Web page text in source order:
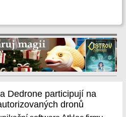
Dedrone participují na
dronů